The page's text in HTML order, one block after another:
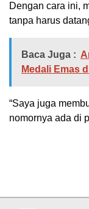
Dengan cara ini,
tanpa harus
Baca Juga :
Medali Emas
“Saya juga
nomornya ada di